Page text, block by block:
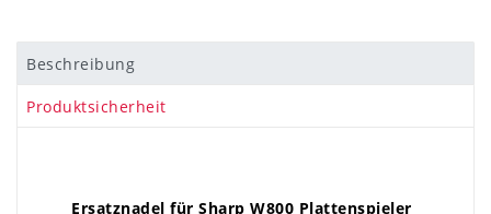
Beschreibung
Produktsicherheit
Ersatznadel für Sharp W800 Plattenspieler